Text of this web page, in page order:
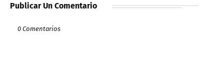
Publicar Un Comentario
0 Comentarios